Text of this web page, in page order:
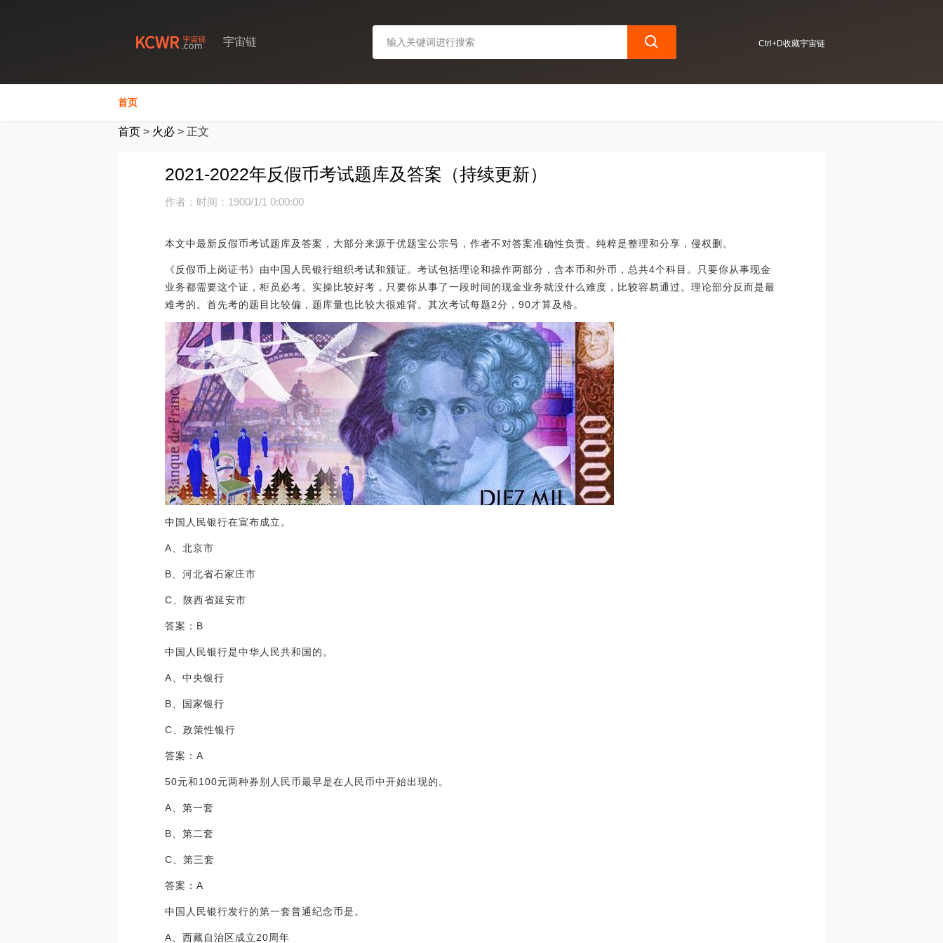
宇宙链 Ctrl+D收藏宇宙链
首页
首页 > 火必 > 正文
2021-2022年反假币考试题库及答案（持续更新）
作者： 时间：1900/1/1 0:00:00
本文中最新反假币考试题库及答案，大部分来源于优题宝公宗号，作者不对答案准确性负责。纯粹是整理和分享，侵权删。
《反假币上岗证书》由中国人民银行组织考试和颁证。考试包括理论和操作两部分，含本币和外币，总共4个科目。只要你从事现金
业务都需要这个证，柜员必考。实操比较好考，只要你从事了一段时间的现金业务就没什么难度，比较容易通过。理论部分反而是最
难考的。首先考的题目比较偏，题库量也比较大很难背。其次考试每题2分，90才算及格。
中国人民银行在宣布成立。
A、北京市
B、河北省石家庄市
C、陕西省延安市
答案：B
中国人民银行是中华人民共和国的。
A、中央银行
B、国家银行
C、政策性银行
答案：A
50元和100元两种券别人民币最早是在人民币中开始出现的。
A、第一套
B、第二套
C、第三套
答案：A
中国人民银行发行的第一套普通纪念币是。
A、西藏自治区成立20周年